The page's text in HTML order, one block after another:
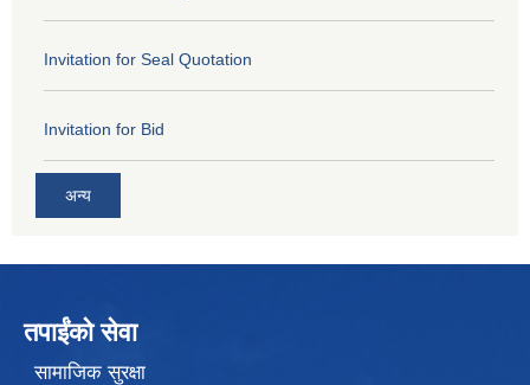
Invitation for Seal Quotation
Invitation for Bid
अन्य
तपाईंको सेवा
सामाजिक सुरक्षा